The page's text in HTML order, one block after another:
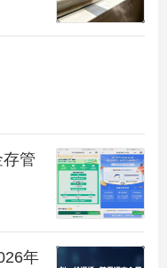
只是微调。但当它
管
年